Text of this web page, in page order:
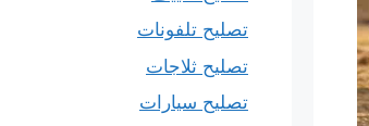
تصليح تلفونات
تصليح ثلاجات
تصليح سيارات